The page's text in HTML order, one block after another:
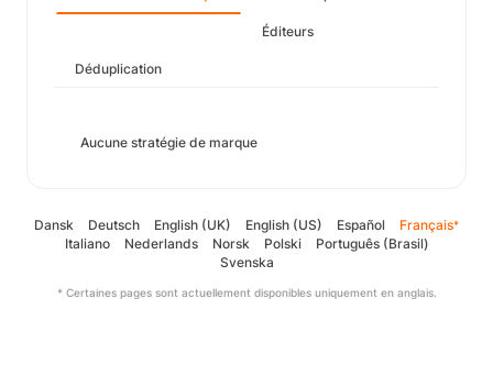
Éditeurs
Déduplication
Aucune stratégie de marque
Dansk Deutsch English (UK) English (US) Español Français*
Italiano Nederlands Norsk Polski
Português (Brasil)
Svenska
* Certaines pages sont actuellement disponibles uniquement en anglais.